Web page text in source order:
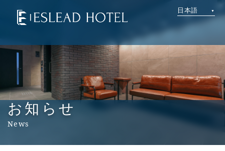
日本語
お知らせ
News